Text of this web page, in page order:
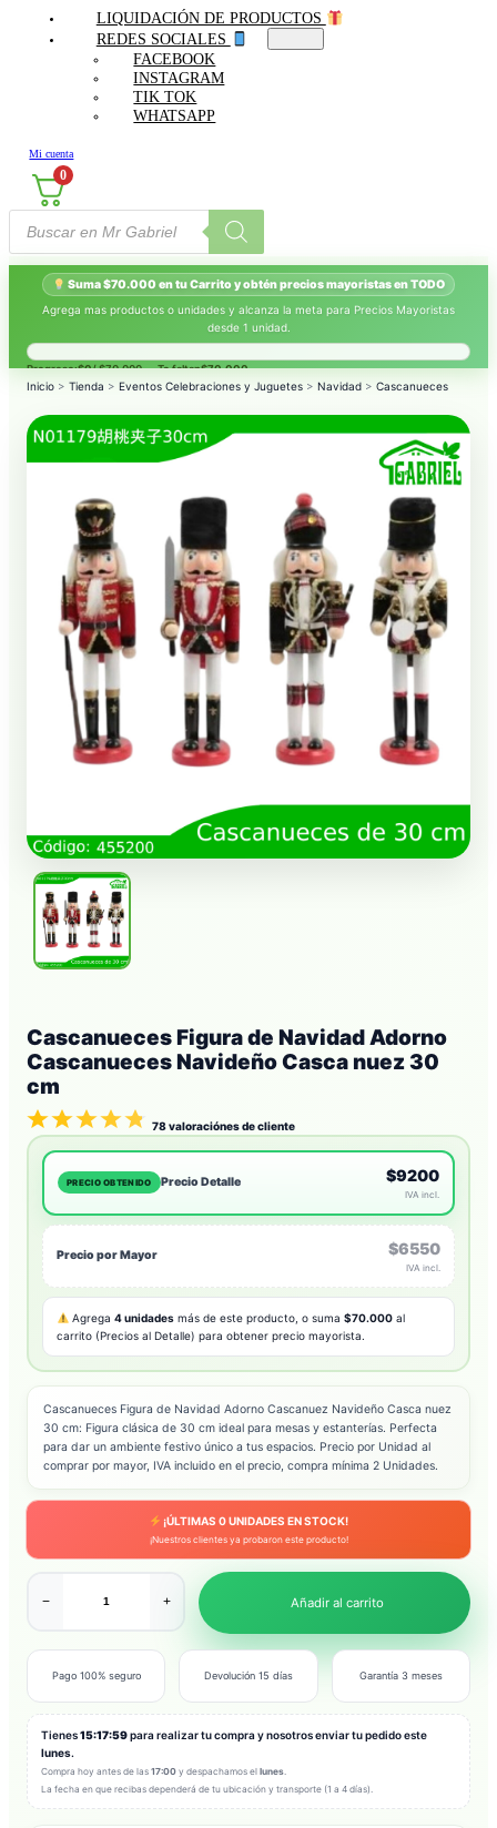
LIQUIDACIÓN DE PRODUCTOS
REDES SOCIALES
FACEBOOK
INSTAGRAM
TIK TOK
WHATSAPP
Mi cuenta
0
Búsqueda
productos
Suma $70.000 en tu Carrito y obtén precios mayoristas en TODO
Agrega mas productos o unidades y alcanza la meta para Precios Mayoristas
desde 1 unidad.
Progreso:$0/ $70.000 — Te faltan$70.000.
Inicio > Tienda > Eventos Celebraciones y Juguetes > Navidad > Cascanueces
Cascanueces Figura de Navidad Adorno
Cascanueces Navideño Casca nuez 30
cm
78valoraciónes de cliente
PRECIO OBTENIDO Precio Detalle $9200
IVA incl.
Precio por Mayor $6550
IVA incl.
Agrega4 unidades más de este producto, o suma$70.000 al
carrito (Precios al Detalle) para obtener precio mayorista.
Cascanueces Figura de Navidad Adorno Cascanuez Navideño Casca nuez
30 cm: Figura clásica de 30 cm ideal para mesas y estanterías. Perfecta
para dar un ambiente festivo único a tus espacios. Precio por Unidad al
comprar por mayor, IVA incluido en el precio, compra mínima 2 Unidades.
¡ÚLTIMAS0UNIDADES EN STOCK!
¡Nuestros clientes ya probaron este producto!
− + Añadir al carrito
Pago 100% seguro Devolución 15 días Garantía 3 meses
Tienes15:17:57para realizar tu compra y nosotros enviar tu pedido este
lunes.
Compra hoy antes de las 17:00 y despachamos el lunes
La fecha en que recibas dependerá de tu ubicación y transporte (1 a 4 días).